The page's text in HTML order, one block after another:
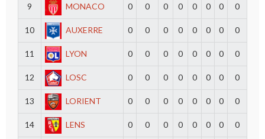
9 MONACO 0 0 0 0 0 0 0 0
10 AUXERRE 0 0 0 0 0 0 0 0
11 LYON 0 0 0 0 0 0 0 0
12 LOSC 0 0 0 0 0 0 0 0
13 LORIENT 0 0 0 0 0 0 0 0
14 LENS 0 0 0 0 0 0 0 0